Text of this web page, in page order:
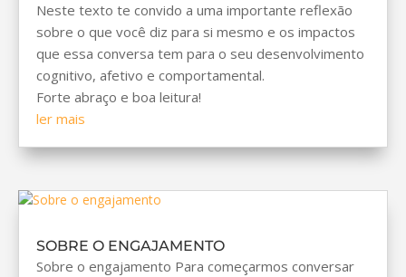
Neste texto te convido a uma importante reflexão
sobre o que você diz para si mesmo e os impactos
que essa conversa tem para o seu desenvolvimento
cognitivo, afetivo e comportamental.
Forte abraço e boa leitura!
ler mais
SOBRE O ENGAJAMENTO
Sobre o engajamento Para começarmos conversar